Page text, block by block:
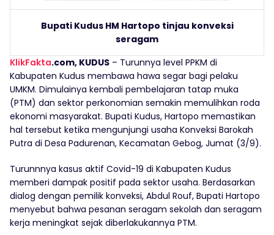
Bupati Kudus HM Hartopo tinjau konveksi
seragam
KlikFakta.com, KUDUS – Turunnya level PPKM di
Kabupaten Kudus membawa hawa segar bagi pelaku
UMKM. Dimulainya kembali pembelajaran tatap muka
(PTM) dan sektor perkonomian semakin memulihkan roda
ekonomi masyarakat. Bupati Kudus, Hartopo memastikan
hal tersebut ketika mengunjungi usaha Konveksi Barokah
Putra di Desa Padurenan, Kecamatan Gebog, Jumat (3/9).
Turunnnya kasus aktif Covid-19 di Kabupaten Kudus
memberi dampak positif pada sektor usaha. Berdasarkan
dialog dengan pemilik konveksi, Abdul Rouf, Bupati Hartopo
menyebut bahwa pesanan seragam sekolah dan seragam
kerja meningkat sejak diberlakukannya PTM.